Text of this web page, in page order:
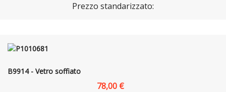
Prezzo standarizzato:
B9914 - Vetro soffiato
78,00 €